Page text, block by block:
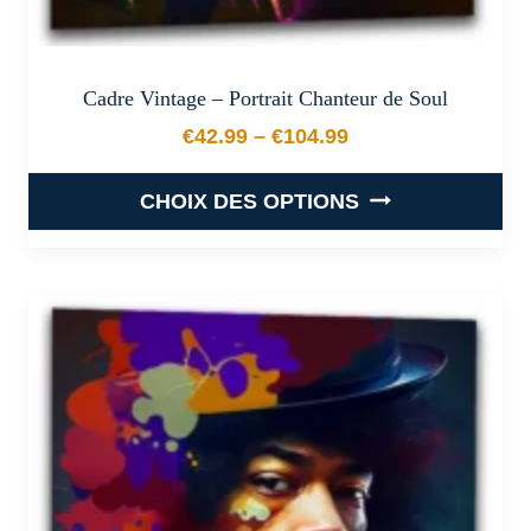
Cadre Vintage – Portrait Chanteur de Soul
€42.99 – €104.99
Plage de prix : €42.99 à
CHOIX DES OPTIONS
a
plusieurs
variations.
Les
options
peuvent
être